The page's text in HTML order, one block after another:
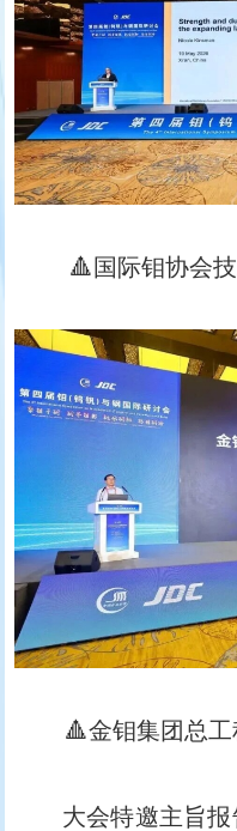
🔺国际钼协会
🔺金钼集团总
大会特邀主旨